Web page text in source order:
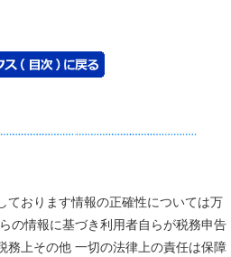
ております情報の正確性については万
の情報に基づき利用者自らが税務申告
務上その他 一切の法律上の責任は保障